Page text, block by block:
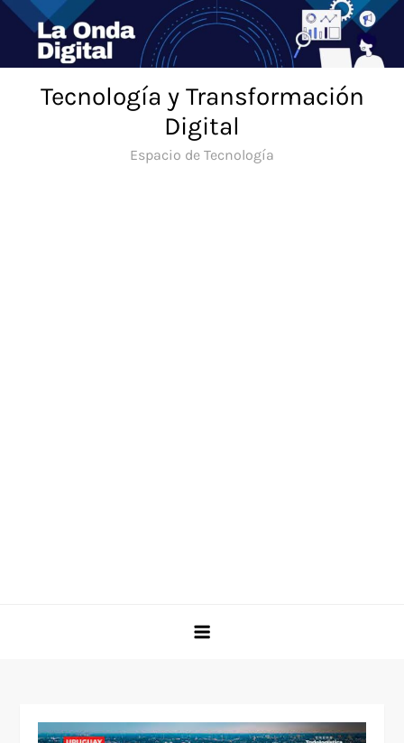
Saltar
contenido
Tecnología y Transformación
Digital
Espacio de Tecnología